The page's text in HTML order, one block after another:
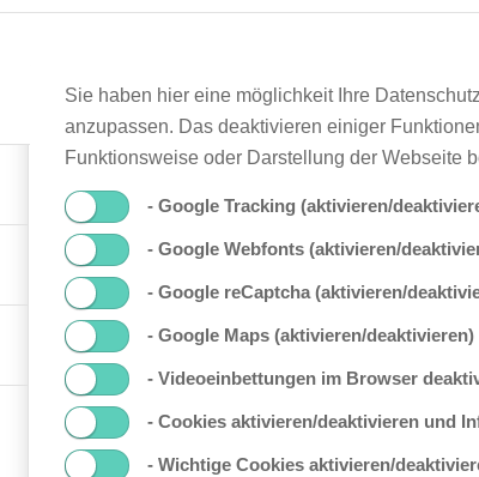
Sie haben hier eine möglichkeit Ihre
anzupassen. Das deaktivieren einiger
Funktionsweise oder Darstellung der Webseite
- Google Tracking (aktivieren/
- Google Webfonts (aktivieren/
- Google reCaptcha (aktivieren/
- Google Maps (aktivieren/deaktivieren)
- Videoeinbettungen im Browser
- Cookies aktivieren/deaktivieren und
- Wichtige Cookies aktivieren/